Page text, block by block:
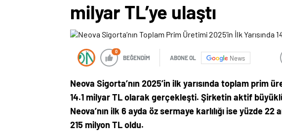
milyar TL’ye ulaştı
0
BEĞENDİM ABONE OL News
Neova Sigorta’nın 2025’in ilk yarısında toplam prim
14.1 milyar TL olarak gerçekleşti. Şirketin aktif
Neova’nın ilk 6 ayda öz sermaye karlılığı ise yüzde
215 milyon TL oldu.